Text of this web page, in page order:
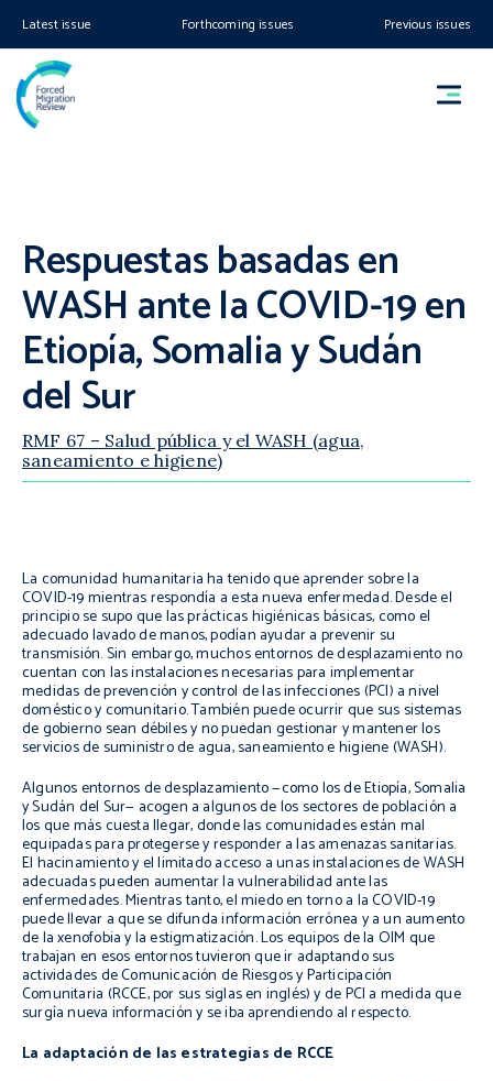
Latest issue Forthcoming issues Previous issues
Respuestas basadas en
WASH ante la COVID-19 en
Etiopía, Somalia y Sudán
del Sur
RMF 67 – Salud pública y el WASH (agua,
saneamiento e higiene)
La comunidad humanitaria ha tenido que aprender sobre la
COVID-19 mientras respondía a esta nueva enfermedad. Desde el
principio se supo que las prácticas higiénicas básicas, como el
adecuado lavado de manos, podían ayudar a prevenir su
transmisión. Sin embargo, muchos entornos de desplazamiento no
cuentan con las instalaciones necesarias para implementar
medidas de prevención y control de las infecciones (PCI) a nivel
doméstico y comunitario. También puede ocurrir que sus sistemas
de gobierno sean débiles y no puedan gestionar y mantener los
servicios de suministro de agua, saneamiento e higiene (WASH).
Algunos entornos de desplazamiento —como los de Etiopía, Somalia
y Sudán del Sur— acogen a algunos de los sectores de población a
los que más cuesta llegar, donde las comunidades están mal
equipadas para protegerse y responder a las amenazas sanitarias.
El hacinamiento y el limitado acceso a unas instalaciones de WASH
adecuadas pueden aumentar la vulnerabilidad ante las
enfermedades. Mientras tanto, el miedo en torno a la COVID-19
puede llevar a que se difunda información errónea y a un aumento
de la xenofobia y la estigmatización. Los equipos de la OIM que
trabajan en esos entornos tuvieron que ir adaptando sus
actividades de Comunicación de Riesgos y Participación
Comunitaria (RCCE, por sus siglas en inglés) y de PCI a medida que
surgía nueva información y se iba aprendiendo al respecto.
La adaptación de las estrategias de RCCE